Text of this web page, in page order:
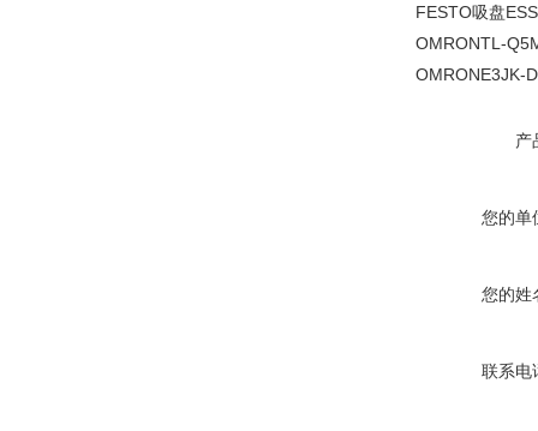
FESTO吸盘
OMRONTL-
OMRONE3JK-
产
您的单
您的姓
联系电